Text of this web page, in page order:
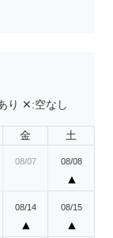
り ✕:空なし
金 土
08/07 08/08
▲
08/14
▲
08/15
▲